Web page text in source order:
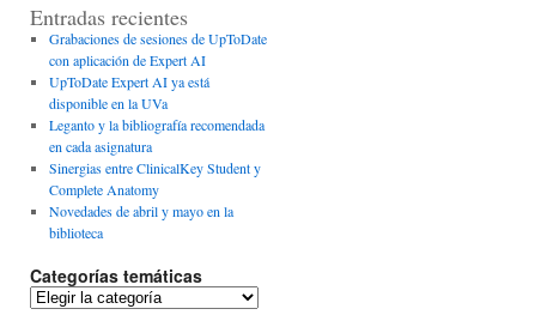
Entradas recientes
Grabaciones de sesiones de UpToDate
con aplicación de Expert AI
UpToDate Expert AI ya está
disponible en la UVa
Leganto y la bibliografía recomendada
en cada asignatura
Sinergias entre ClinicalKey Student y
Complete Anatomy
Novedades de abril y mayo en la
biblioteca
Categorías temáticas
Categorías